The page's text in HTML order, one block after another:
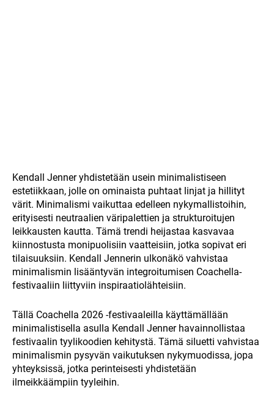
Kendall Jenner yhdistetään usein minimalistiseen
estetiikkaan, jolle on ominaista puhtaat linjat ja hillityt
värit. Minimalismi vaikuttaa edelleen nykymallistoihin,
erityisesti neutraalien väripalettien ja strukturoitujen
leikkausten kautta. Tämä trendi heijastaa kasvavaa
kiinnostusta monipuolisiin vaatteisiin, jotka sopivat eri
tilaisuuksiin. Kendall Jennerin ulkonäkö vahvistaa
minimalismin lisääntyvän integroitumisen Coachella-
festivaaliin liittyviin inspiraatiolähteisiin.
Tällä Coachella 2026 -festivaaleilla käyttämällään
minimalistisella asulla Kendall Jenner havainnollistaa
festivaalin tyylikoodien kehitystä. Tämä siluetti vahvistaa
minimalismin pysyvän vaikutuksen nykymuodissa, jopa
yhteyksissä, jotka perinteisesti yhdistetään
ilmeikkäämpiin tyyleihin.